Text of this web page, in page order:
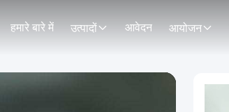
हमारे बारे में उत्पादों आवेदन आयोजन